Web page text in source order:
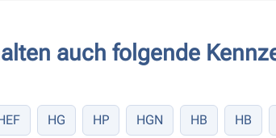
auch folgende
HG HP HGN HB HB